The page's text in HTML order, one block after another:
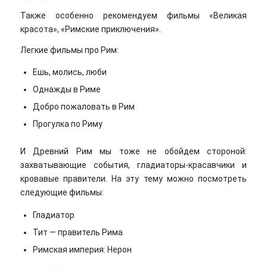
Также особенно рекомендуем фильмы «Великая
красота», «Римские приключения».
Легкие фильмы про Рим:
Ешь, молись, люби
Однажды в Риме
Добро пожаловать в Рим
Прогулка по Риму
И Древний Рим мы тоже не обойдем стороной:
захватывающие события, гладиаторы-красавчики и
кровавые правители. На эту тему можно посмотреть
следующие фильмы:
Гладиатор
Тит — правитель Рима
Римская империя: Нерон